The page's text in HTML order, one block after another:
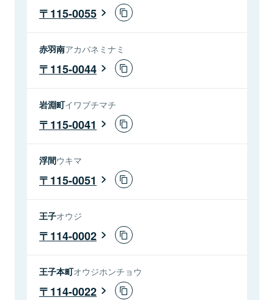
115-0055
赤羽南アカバネミナミ
115-0044
岩淵町イワブチマチ
115-0041
浮間ウキマ
115-0051
王子オウジ
114-0002
王子本町オウジホンチョウ
114-0022